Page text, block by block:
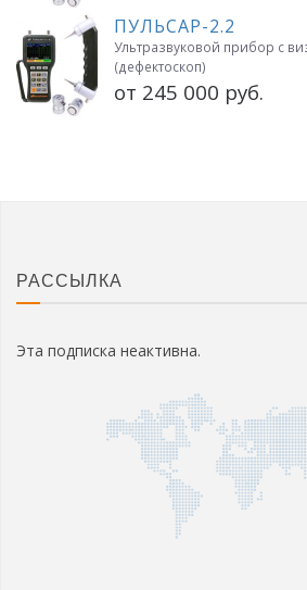
ПУЛЬСАР-2.2
Ультразвуковой прибор с
(дефектоскоп)
от 245 000 руб.
РАССЫЛКА
Эта подписка неактивна.